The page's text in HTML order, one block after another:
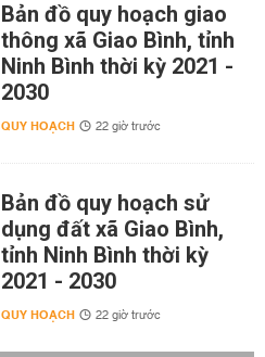
Bản đồ quy hoạch giao
thông xã Giao Bình, tỉnh
Ninh Bình thời kỳ 2021 -
2030
QUY HOẠCH 22 giờ trước
Bản đồ quy hoạch sử
dụng đất xã Giao Bình,
tỉnh Ninh Bình thời kỳ
2021 - 2030
QUY HOẠCH 22 giờ trước